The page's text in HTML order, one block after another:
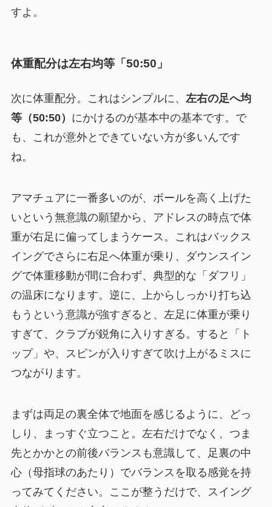
すよ。
体重配分は左右均等「50:50」
次に体重配分。これはシンプルに、 左右の足へ均
等（50:50） にかけるのが基本中の基本です。で
も、これが意外とできていない方が多いんです
ね。
アマチュアに一番多いのが、ボールを高く上げた
いという無意識の願望から、アドレスの時点で体
重が右足に偏ってしまうケース。これはバックス
イングでさらに右足へ体重が乗り、ダウンスイン
グで体重移動が間に合わず、典型的な「ダフリ」
の温床になります。逆に、上からしっかり打ち込
もうという意識が強すぎると、左足に体重が乗り
すぎて、クラブが鋭角に入りすぎる。すると「ト
ップ」や、スピンが入りすぎて吹け上がるミスに
つながります。
まずは両足の裏全体で地面を感じるように、どっ
しり、まっすぐ立つこと。左右だけでなく、つま
先とかかとの前後バランスも意識して、足裏の中
心（母指球のあたり）でバランスを取る感覚を持
ってみてください。ここが整うだけで、スイング